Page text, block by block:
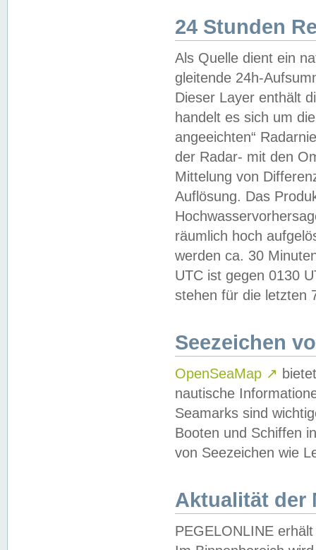
24 Stunden
Als Quelle dient ein
gleitende 24h-
Dieser Layer enthält
handelt es sich um
angeeichten“
der Radar- mit den
Mittelung von
Auflösung. Das
räumlich hoch
werden ca. 30
UTC ist gegen 0130
stehen für die letzten
Seezeichen
OpenSeaMap ↗
nautische
Seamarks sind
Booten und Schiffen
von Seezeichen wie
Aktualität der
PEGELONLINE